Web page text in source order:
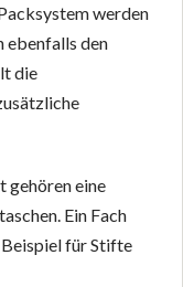
werden
ebenfalls den
die
gehören eine
Ein Fach
für Stifte